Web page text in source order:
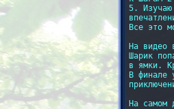
5. Изучаю
Все это
На видео
Шарик
в ямки.
В финале
На самом